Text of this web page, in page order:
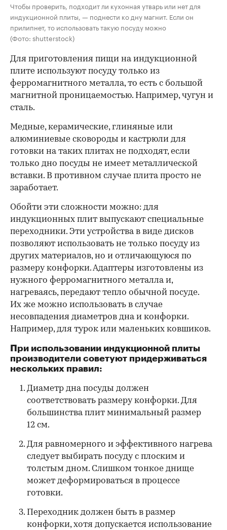
Чтобы проверить, подходит ли кухонная утварь или нет для
индукционной плиты, — поднести ко дну магнит. Если он
прилипнет, то использовать такую посуду можно
(Фото: shutterstock)
Для приготовления пищи на индукционной
плите используют посудутолько из
ферромагнитного металла, то есть с большой
магнитной проницаемостью. Например, чугун и
сталь.
Медные, керамические, глиняные или
алюминиевые сковороды и кастрюли для
готовки на таких плитах не подходят, если
только дно посуды не имеет металлической
вставки. В противном случае плита просто не
заработает.
Обойти эти сложности можно: для
индукционных плит выпускают специальные
переходники. Эти устройства в виде дисков
позволяют использовать не только посуду из
других материалов, но и отличающуюся по
размеру конфорки. Адаптеры изготовлены из
нужного ферромагнитного металла и,
нагреваясь, передают тепло обычной посуде.
Их же можно использовать в случае
несовпадения диаметров дна и конфорки.
Например, для турок или маленьких ковшиков.
При использовании индукционной плиты
производители советуют придерживаться
нескольких правил:
Диаметр дна посуды должен
соответствовать размеру конфорки. Для
большинства плит минимальный размер
12 см.
Для равномерного и эффективного нагрева
следует выбирать посуду с плоским и
толстым дном. Слишком тонкое днище
может деформироваться в процессе
готовки.
Переходник должен быть в размер
конфорки, хотя допускается использование